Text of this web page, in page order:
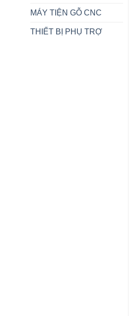
MÁY TIỆN GỖ CNC
THIẾT BỊ PHỤ TRỢ